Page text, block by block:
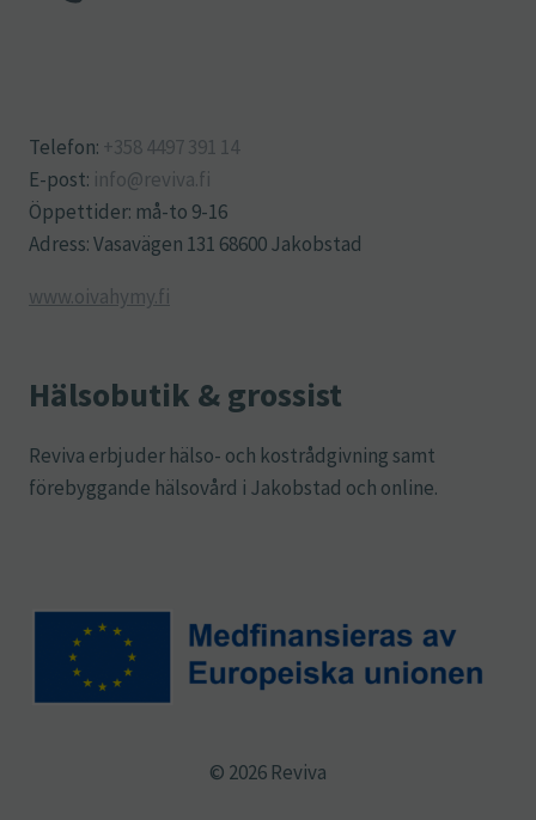
Telefon: +358 4497 391 14
E-post: info@reviva.fi
Öppettider: må-to 9-16
Adress: Vasavägen 131 68600 Jakobstad
www.oivahymy.fi
Hälsobutik & grossist
Reviva erbjuder hälso- och kostrådgivning samt
förebyggande hälsovård i Jakobstad och online.
© 2026 Reviva